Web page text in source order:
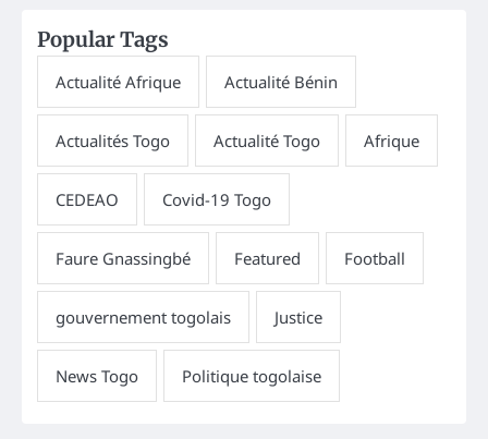
Popular Tags